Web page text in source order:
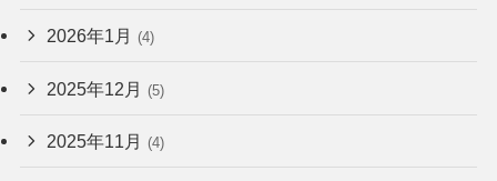
2026年1月 (4)
2025年12月 (5)
2025年11月 (4)